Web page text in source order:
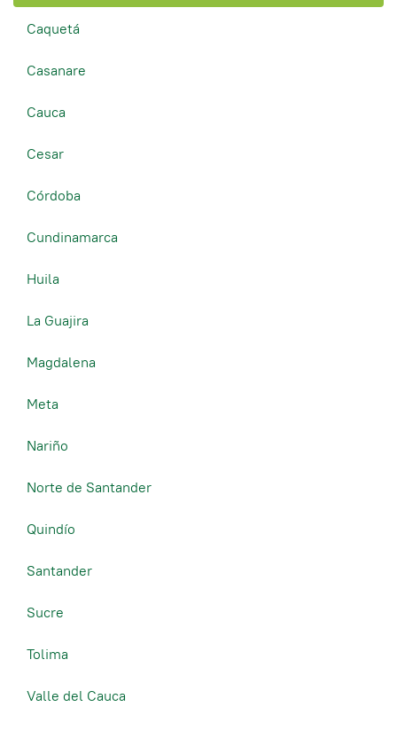
Caquetá
Casanare
Cauca
Cesar
Córdoba
Cundinamarca
Huila
La Guajira
Magdalena
Meta
Nariño
Norte de Santander
Quindío
Santander
Sucre
Tolima
Valle del Cauca